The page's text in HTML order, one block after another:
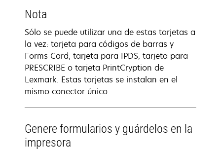
Nota
Sólo se puede utilizar una de estas tarjetas a
la vez: tarjeta para códigos de barras y
Forms Card, tarjeta para IPDS, tarjeta para
PRESCRIBE o tarjeta PrintCryption de
Lexmark. Estas tarjetas se instalan en el
mismo conector único.
Genere formularios y guárdelos en la
impresora